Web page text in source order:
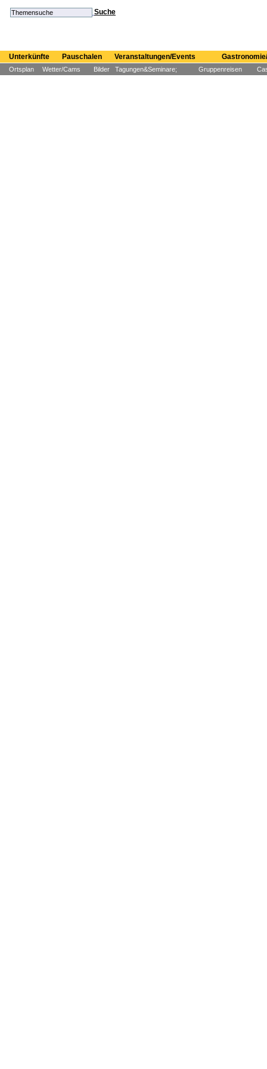
Unterkünfte Pauschalen Veranstaltungen/Events
Ortsplan Wetter/Cams Bilder Tagungen&Seminare; Gruppenreisen
Suche